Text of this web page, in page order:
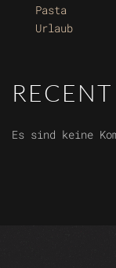
Pasta
Urlaub
Es sind keine